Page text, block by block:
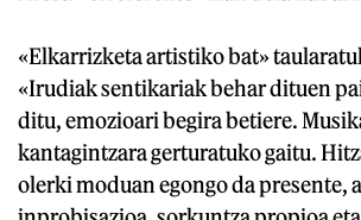
«Elkarrizketa artistiko bat»
«Irudiak sentikariak behar dituen
ditu, emozioari begira betiere.
kantagintzara gerturatuko gaitu.
olerki moduan egongo da presente,